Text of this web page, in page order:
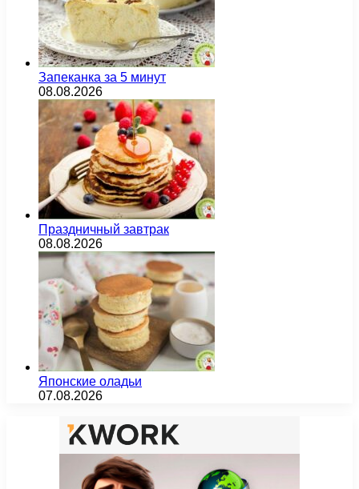
Запеканка за 5 минут
08.08.2026
Праздничный завтрак
08.08.2026
Японские оладьи
07.08.2026